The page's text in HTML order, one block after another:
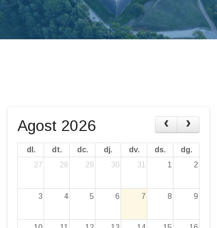
Agost 2026
dl. dt. dc. dj. dv. ds.
dg.
27
28 29 30 31 1 2
3 4 5 6 7 8 9